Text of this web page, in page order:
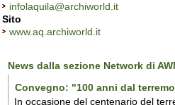
infolaquila@archiworld.it
Sito
www.aq.archiworld.it
News dalla sezione Network di
Convegno: "100 anni dal
In occasione del centenario del